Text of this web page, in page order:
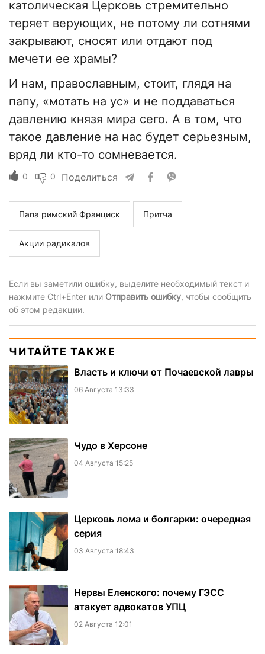
католическая Церковь стремительно
теряет верующих, не потому ли сотнями
закрывают, сносят или отдают под
мечети ее храмы?
И нам, православным, стоит, глядя на
папу, «мотать на ус» и не поддаваться
давлению князя мира сего. А в том, что
такое давление на нас будет серьезным,
вряд ли кто-то сомневается.
0 0 Поделиться
Папа римский Франциск Притча
Акции радикалов
Если вы заметили ошибку, выделите необходимый текст и
нажмите Ctrl+Enter или Отправить ошибку, чтобы сообщить
об этом редакции.
ЧИТАЙТЕ ТАКЖЕ
Власть и ключи от Почаевской лавры
06 Августа 13:33
Чудо в Херсоне
04 Августа 15:25
Церковь лома и болгарки: очередная
серия
03 Августа 18:43
Нервы Еленского: почему ГЭСС
атакует адвокатов УПЦ
02 Августа 12:01